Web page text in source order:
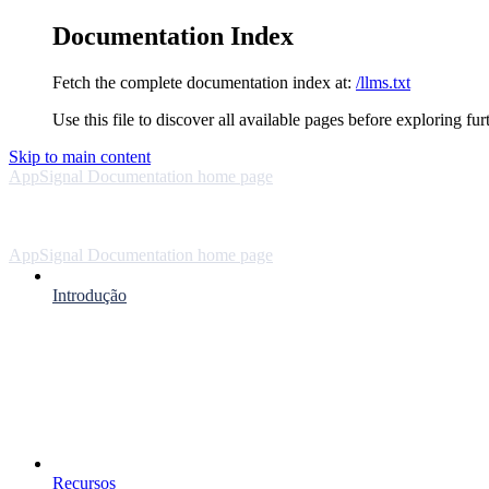
Documentation Index
Fetch the complete documentation index at: /llms.txt
Use this file to discover all available pages before exploring
Skip to main content
AppSignal Documentation home page
AppSignal Documentation home page
Introdução
Recursos